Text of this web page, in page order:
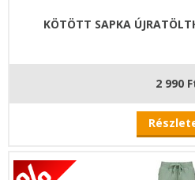
KÖTÖTT SAPKA
2 990